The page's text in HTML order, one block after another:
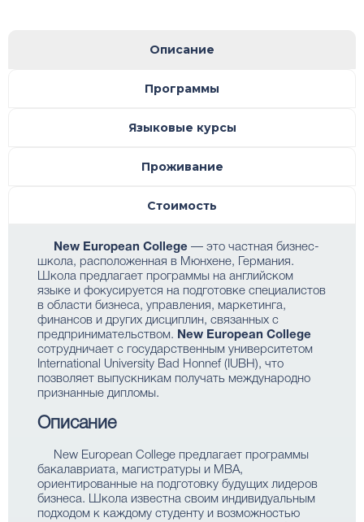
Описание
Программы
Языковые курсы
Проживание
Стоимость
New European College — это частная бизнес-
школа, расположенная в Мюнхене, Германия.
Школа предлагает программы на английском
языке и фокусируется на подготовке специалистов
в области бизнеса, управления, маркетинга,
финансов и других дисциплин, связанных с
предпринимательством. New European College
сотрудничает с государственным университетом
International University Bad Honnef (IUBH), что
позволяет выпускникам получать международно
признанные дипломы.
Описание
New European College предлагает программы
бакалавриата, магистратуры и MBA,
ориентированные на подготовку будущих лидеров
бизнеса. Школа известна своим индивидуальным
подходом к каждому студенту и возможностью